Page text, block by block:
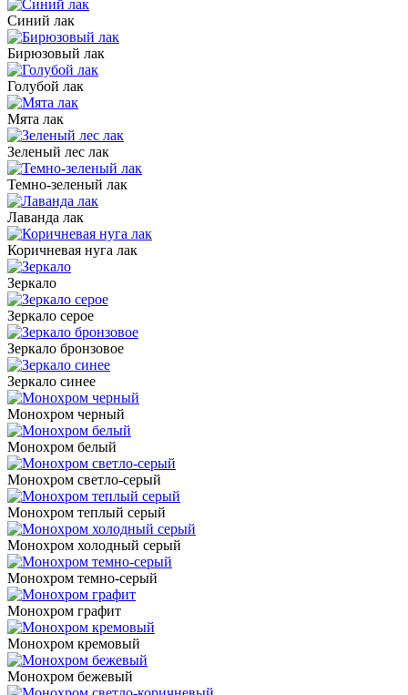
Синий лак
Бирюзовый лак
Голубой лак
Мята лак
Зеленый лес лак
Темно-зеленый лак
Лаванда лак
Коричневая нуга лак
Зеркало
Зеркало серое
Зеркало бронзовое
Зеркало синее
Монохром черный
Монохром белый
Монохром светло-серый
Монохром теплый серый
Монохром холодный серый
Монохром темно-серый
Монохром графит
Монохром кремовый
Монохром бежевый